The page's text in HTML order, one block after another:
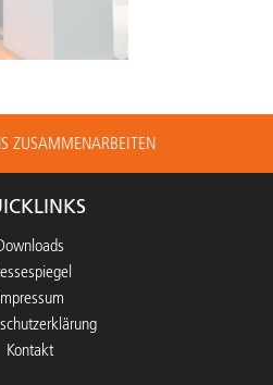
ZUSAMMENARBEITEN
Kontakt